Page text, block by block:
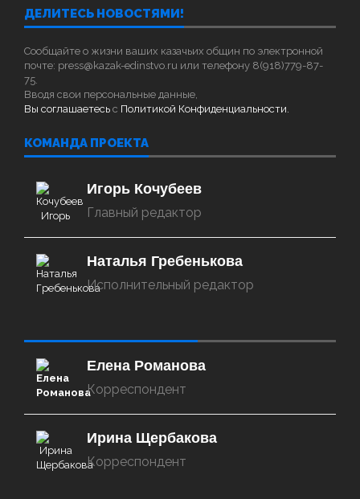
ДЕЛИТЕСЬ НОВОСТЯМИ!
Сообщайте о жизни ваших казачьих общин по электронной
почте: press@kazak-edinstvo.ru или телефону 8(918)779-87-
75.
Вводя свои персональные данные,
Вы соглашаетесь с Политикой Конфиденциальности.
КОМАНДА ПРОЕКТА
Игорь Кочубеев
Главный редактор
Наталья Гребенькова
Исполнительный редактор
Елена Романова
Корреспондент
Ирина Щербакова
Корреспондент